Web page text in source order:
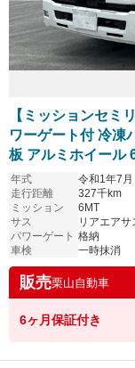
【ミッションセミ
ワーゲート付 冷凍
板 アルミホイール
年式
令和1年7月
走行距離
327千km
ミッション
6MT
サス
リアエアサ
パワーゲート 格納
車検
一時抹消
販売栗山自動車
6ヶ月保証付き